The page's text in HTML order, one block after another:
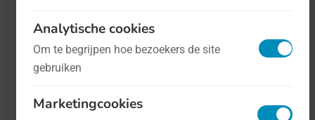
de Dag van het Tandvlees! Hiervoor
heeft de NVvP de campagne 'Roze en
Krachtig is Prachtig' gelanceerd. Een
online campagne waarmee we vanuit de
Analytische cookies
Om te begrijpen hoe bezoekers de site
gebruiken
Marketingcookies